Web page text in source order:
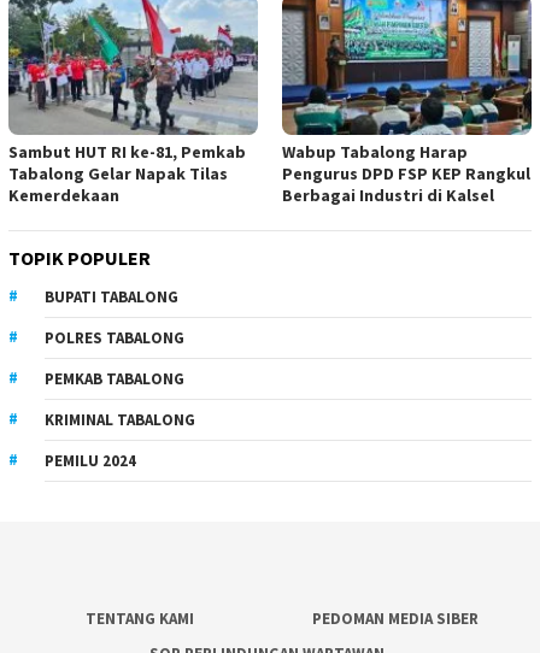
Sambut HUT RI ke-81, Pemkab
Tabalong Gelar Napak Tilas
Kemerdekaan
Wabup Tabalong Harap
Pengurus DPD FSP KEP Rangkul
Berbagai Industri di Kalsel
TOPIK POPULER
BUPATI TABALONG
POLRES TABALONG
PEMKAB TABALONG
KRIMINAL TABALONG
PEMILU 2024
TENTANG KAMI
PEDOMAN MEDIA SIBER